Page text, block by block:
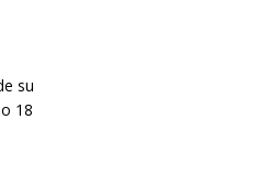
su
18